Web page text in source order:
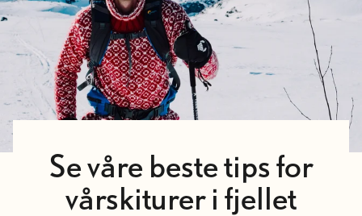
Se våre beste tips for
vårskiturer i fjellet